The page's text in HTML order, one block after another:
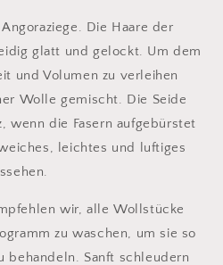
Die Haare der
glatt und gelockt. Um dem
und Volumen zu verleihen
Wolle gemischt. Die Seide
wenn die Fasern aufgebürstet
leichtes und luftiges
wir, alle Wollstücke
zu waschen, um sie so
behandeln. Sanft schleudern